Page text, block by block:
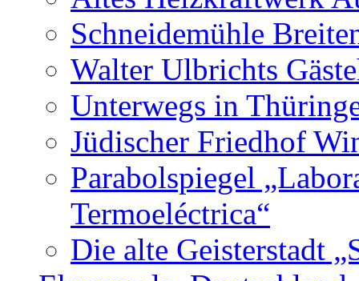
Schneidemühle
Walter Ulbrichts
Unterwegs in
Jüdischer Friedhof
Parabolspiegel
Termoeléctrica“
Die alte Geisterstadt